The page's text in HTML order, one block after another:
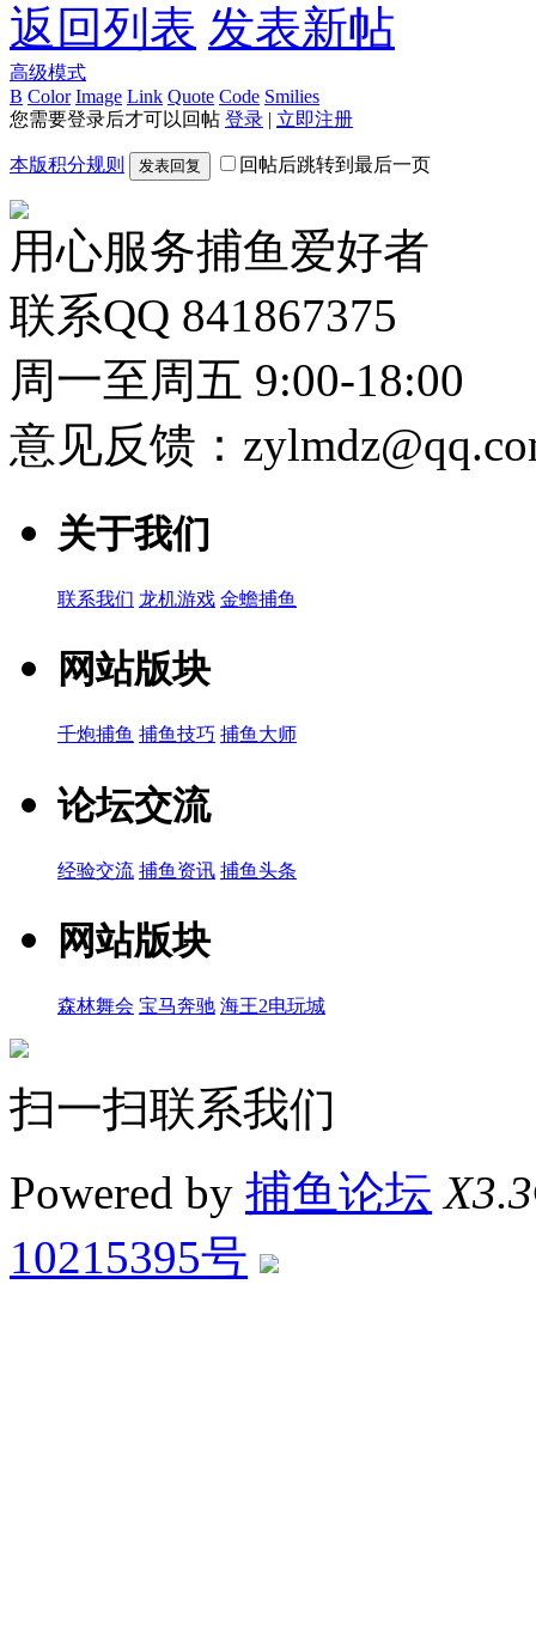
返回列表 发表新帖
高级模式
B Color Image Link Quote Code Smilies
您需要登录后才可以回帖 登录 | 立即注册
本版积分规则 发表回复 回帖后跳转到最后一页
用心服务捕鱼爱好者
联系QQ 841867375
周一至周五 9:00-18:00
意见反馈：
关于我们
联系我们 龙机游戏 金蟾捕鱼
网站版块
千炮捕鱼 捕鱼技巧 捕鱼大师
论坛交流
经验交流 捕鱼资讯 捕鱼头条
网站版块
森林舞会 宝马奔驰 海王2电玩城
扫一扫联系我们
Powered by 捕鱼论坛 X3.3
10215395号